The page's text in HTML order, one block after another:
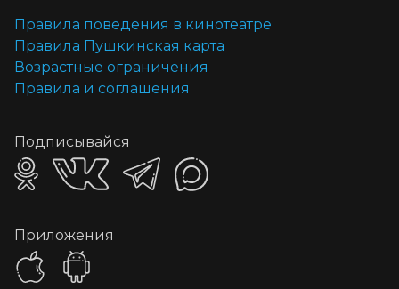
Правила поведения в кинотеатре
Правила Пушкинская карта
Возрастные ограничения
Правила и соглашения
Подписывайся
Приложения